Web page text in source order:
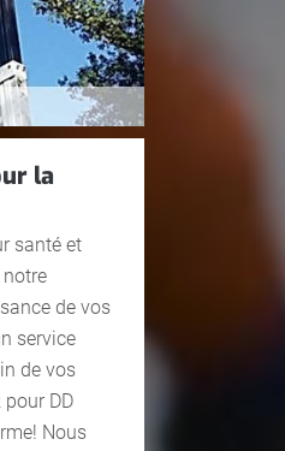
la
santé et
de vos
service
de vos
DD
Nous